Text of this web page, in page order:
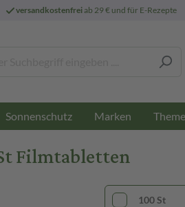
versandkostenfreiab 29 € und für E-Rezepte
Sonnenschutz Marken
Filmtabletten
100 St